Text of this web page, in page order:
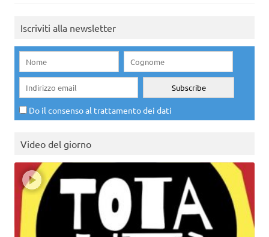
Iscriviti alla newsletter
Do il consenso al trattamento dei dati
Video del giorno